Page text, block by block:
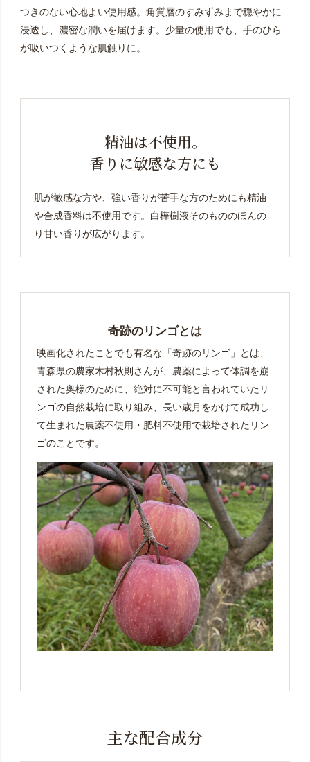
つきのない心地よい使用感。角質層のすみずみまで穏やかに
浸透し、濃密な潤いを届けます。少量の使用でも、手のひら
が吸いつくような肌触りに。
精油は不使用。
香りに敏感な方にも
肌が敏感な方や、強い香りが苦手な方のためにも精油
や合成香料は不使用です。 白樺樹液そのもののほんの
り甘い香りが広がります。
奇跡のリンゴとは
映画化されたことでも有名な「奇跡のリンゴ」とは、
青森県の農家木村秋則さんが、農薬によって体調を崩
された奥様のために、絶対に不可能と言われていたリ
ンゴの自然栽培に取り組み、長い歳月をかけて成功し
て生まれた農薬不使用・肥料不使用で栽培されたリン
ゴのことです。
主な配合成分